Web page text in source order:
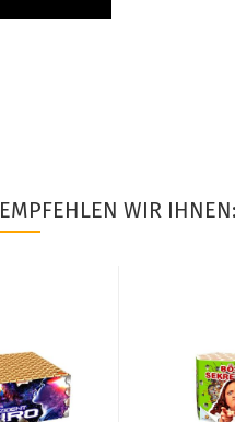
WIR IHNEN: